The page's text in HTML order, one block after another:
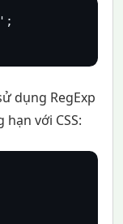
dụng RegExp
với CSS: